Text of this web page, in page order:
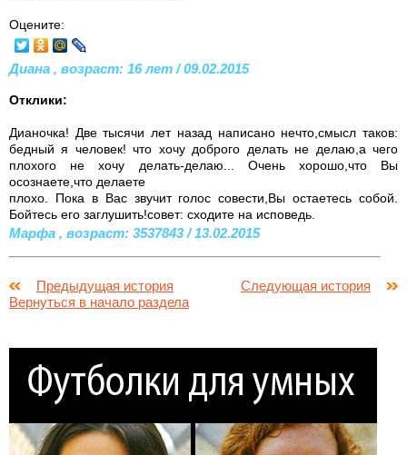
Оцените:
Диана , возраст: 16 лет / 09.02.2015
Отклики:
Дианочка! Две тысячи лет назад написано нечто,смысл таков:
бедный я человек! что хочу доброго делать не делаю,а чего
плохого не хочу делать-делаю... Очень хорошо,что Вы
осознаете,что делаете
плохо. Пока в Вас звучит голос совести,Вы остаетесь собой.
Бойтесь его заглушить!совет: сходите на исповедь.
Марфа , возраст: 3537843 / 13.02.2015
Предыдущая история
Следующая история
Вернуться в начало раздела